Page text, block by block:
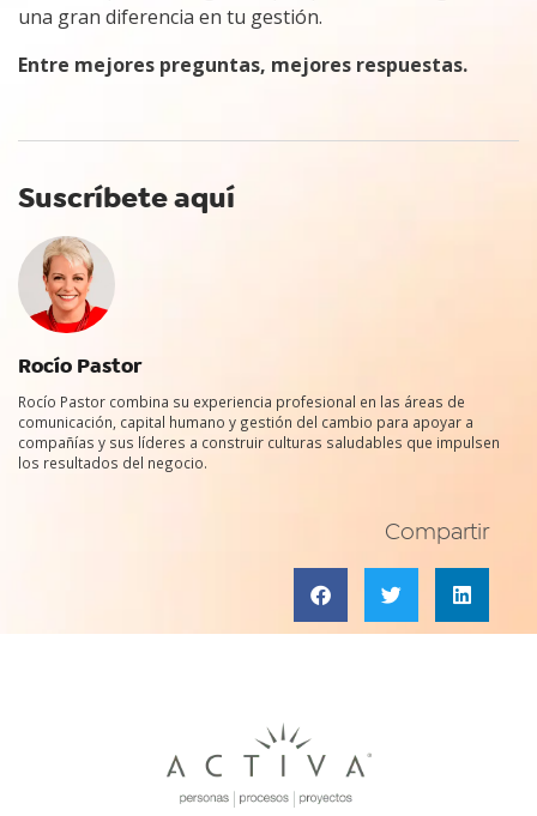
una gran diferencia en tu gestión.
Entre mejores preguntas, mejores respuestas.
Suscríbete aquí
Rocío Pastor
Rocío Pastor combina su experiencia profesional en las áreas de
comunicación, capital humano y gestión del cambio para apoyar a
compañías y sus líderes a construir culturas saludables que impulsen
los resultados del negocio.
Compartir